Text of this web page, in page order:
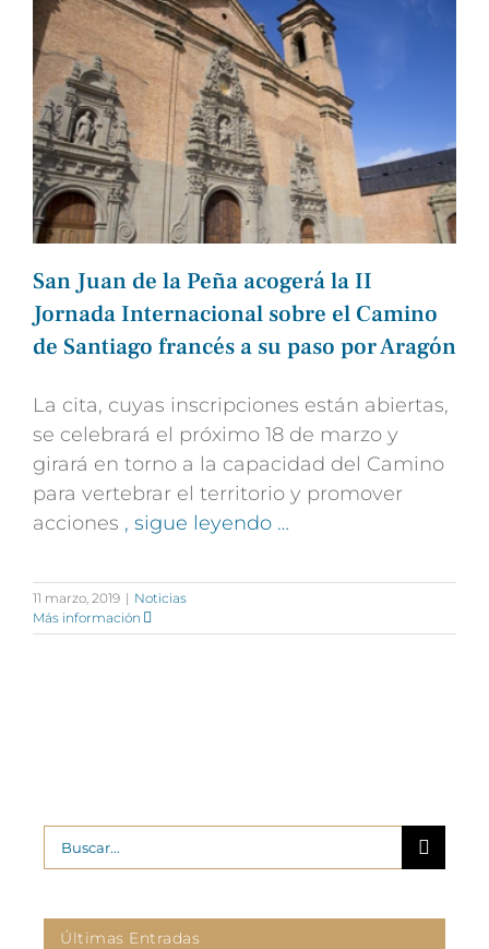
San Juan de la Peña acogerá la II
Jornada Internacional sobre el Camino
de Santiago francés a su paso por Aragón
La cita, cuyas inscripciones están abiertas,
se celebrará el próximo 18 de marzo y
girará en torno a la capacidad del Camino
para vertebrar el territorio y promover
acciones , sigue leyendo …
11 marzo, 2019 | Noticias
Más información
Buscar:
Últimas Entradas